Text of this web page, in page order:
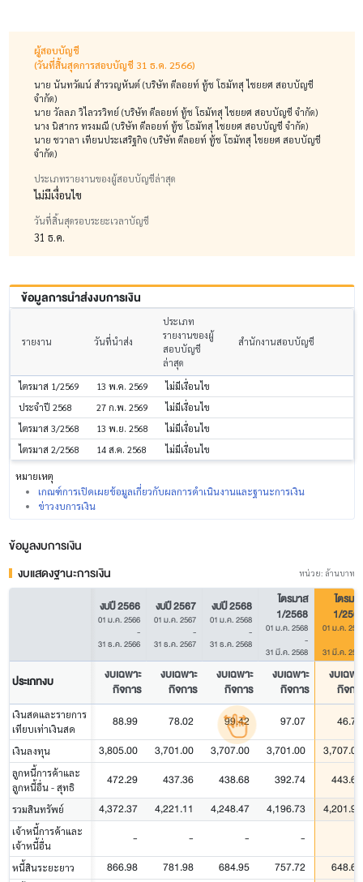
ผู้สอบบัญชี
(วันที่สิ้นสุดการสอบบัญชี 31 ธ.ค. 2566)
นาย นันทวัฒน์ สำรวญหันต์ (บริษัท ดีลอยท์ ทู้ช โธมัทสุ ไชยยศ สอบบัญชี
จำกัด)
นาย วัลลภ วิไลวรวิทย์ (บริษัท ดีลอยท์ ทู้ช โธมัทสุ ไชยยศ สอบบัญชี จำกัด)
นาง นิสากร ทรงมณี (บริษัท ดีลอยท์ ทู้ช โธมัทสุ ไชยยศ สอบบัญชี จำกัด)
นาย ชวาลา เทียนประเสริฐกิจ (บริษัท ดีลอยท์ ทู้ช โธมัทสุ ไชยยศ สอบบัญชี
จำกัด)
ประเภทรายงานของผู้สอบบัญชีล่าสุด
ไม่มีเงื่อนไข
วันที่สิ้นสุดรอบระยะเวลาบัญชี
31 ธ.ค.
ข้อมูลการนำส่งงบการเงิน
รายงาน วันที่นำส่ง
ประเภท
รายงานของผู้
สอบบัญชี
ล่าสุด
สำนักงานสอบบัญชี
ไตรมาส 1/2569 13 พ.ค. 2569
ไม่มีเงื่อนไข
ประจำปี 2568
27 ก.พ. 2569
ไม่มีเงื่อนไข
ไตรมาส 3/2568
13 พ.ย. 2568
ไม่มีเงื่อนไข
ไตรมาส 2/2568
14 ส.ค. 2568 ไม่มีเงื่อนไข
หมายเหตุ
เกณฑ์การเปิดเผยข้อมูลเกี่ยวกับผลการดำเนินงานและฐานะการเงิน
ข่าวงบการเงิน
ข้อมูลงบการเงิน
งบแสดงฐานะการเงิน
หน่วย: ล้านบาท
งบปี 2566
01 ม.ค. 2566
-
31 ธ.ค. 2566
งบปี 2567
01 ม.ค. 2567
-
31 ธ.ค. 2567
งบปี 2568
01 ม.ค. 2568
-
31 ธ.ค. 2568
ไตรมาส
1/2568
01 ม.ค. 2568
-
31 มี.ค. 2568
ไตรมา
1/
01 ม.ค.
31 มี.ค.
ประเภทงบ
งบเฉพาะ
กิจการ
งบเฉพาะ
กิจการ
งบเฉพาะ
กิจการ
งบเฉพาะ
กิจการ
งบเฉพา
กิจกา
เงินสดและรายการ
เทียบเท่าเงินสด
88.99 78.02 99.42 97.07 46.79
เงินลงทุน 3,805.00 3,701.00 3,707.00 3,701.00 3,707.00
ลูกหนี้การค้าและ
ลูกหนี้อื่น - สุทธิ
472.29 437.36 438.68 392.74 443.63
รวมสินทรัพย์ 4,372.37 4,221.11 4,248.47 4,196.73 4,201.91
เจ้าหนี้การค้าและ
เจ้าหนี้อื่น
- - - -
หนี้สินระยะยาว 866.98 781.98 684.95 757.72 648.67